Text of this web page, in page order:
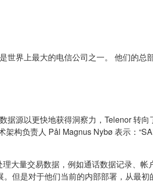
世界上最大的电信公司之一。 他们的
据源以更快地获得洞察力，Telenor 转
架构负责人 Pål Magnus Nybø 表示：
大量交易数据，例如通话数据记录、
但是对于他们当前的内部部署，从最